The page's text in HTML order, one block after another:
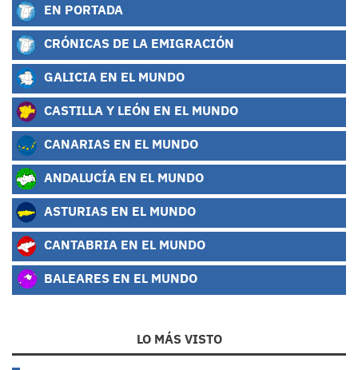
EN PORTADA
CRÓNICAS DE LA EMIGRACIÓN
GALICIA EN EL MUNDO
CASTILLA Y LEÓN EN EL MUNDO
CANARIAS EN EL MUNDO
ANDALUCÍA EN EL MUNDO
ASTURIAS EN EL MUNDO
CANTABRIA EN EL MUNDO
BALEARES EN EL MUNDO
LO MÁS VISTO